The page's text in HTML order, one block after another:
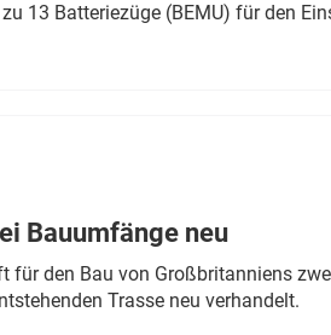
13 Batteriezüge (BEMU) für den
Bauumfänge neu
den Bau von Großbritanniens
Trasse neu verhandelt.